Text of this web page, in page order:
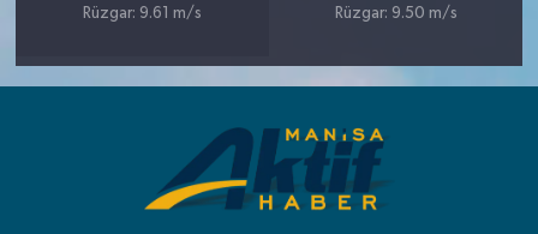
Rüzgar: 9.61 m/s
Rüzgar: 9.50 m/s